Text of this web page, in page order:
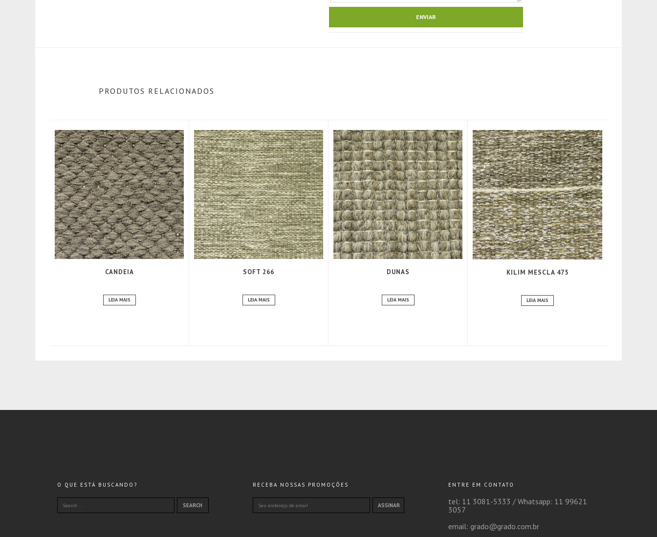
PRODUTOS RELACIONADOS
CANDEIA
LEIA MAIS
SOFT 266
LEIA MAIS
DUNAS
LEIA MAIS
KILIM MESCLA 475
LEIA MAIS
O QUE ESTÁ BUSCANDO? RECEBA NOSSAS PROMOÇÕES ENTRE EM CONTATO
tel: 11 3081-5333 / Whatsapp: 11 99621
3057
email: grado@grado.com.br